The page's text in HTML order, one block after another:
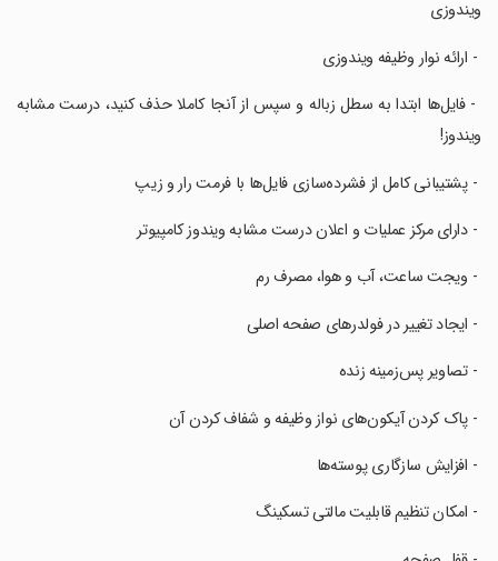
ویندوزی
‏ - ارائه نوار وظیفه ویندوزی
‏ - فایل‌ها ابتدا به سطل زباله و سپس از آنجا کاملا حذف کنید، درست مشابه
ویندوز!
‏ - پشتیبانی کامل از فشرده‌سازی فایل‌ها با فرمت رار و زیپ
‏ - دارای مرکز عملیات و اعلان درست مشابه ویندوز کامپیوتر
‏ - ویجت ساعت، آب و هوا، مصرف رم
‏ - ایجاد تغییر در فولدرهای صفحه اصلی
‏ - تصاویر پس‌زمینه زنده
‏ - پاک کردن آیکون‌های نواز وظیفه و شفاف کردن آن
‏ - افزایش سازگاری پوسته‌ها
‏ - امکان تنظیم قابلیت مالتی تسکینگ